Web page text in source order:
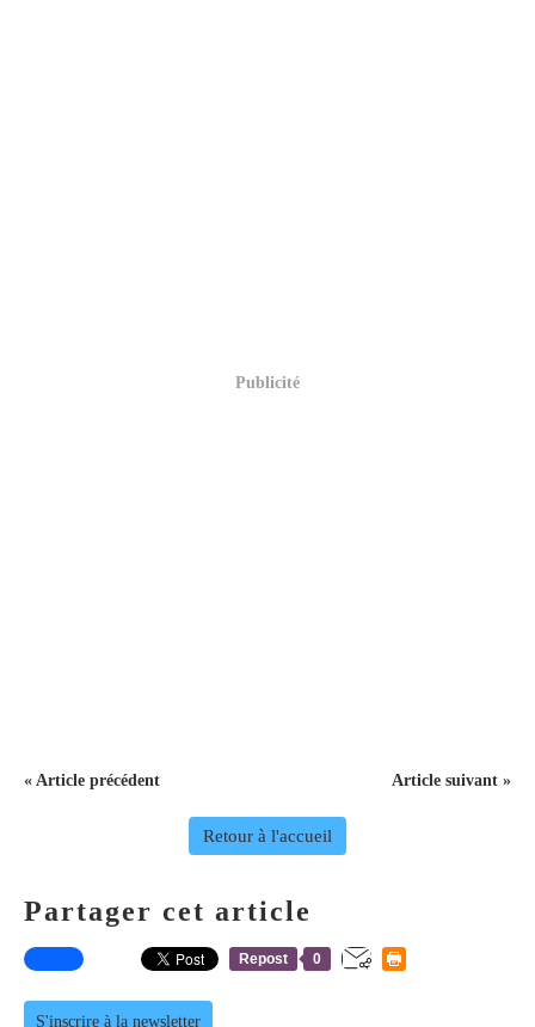
Publicité
« Article précédent Article suivant »
Retour à l'accueil
Partager cet article
Repost 0
S'inscrire à la newsletter